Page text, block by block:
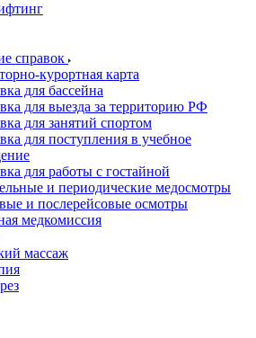
справок
курортная карта
для бассейна
для выезда за территорию РФ
для занятий спортом
для поступления в учебное
для работы с гостайной
и периодические медосмотры
и послерейсовые осмотры
медкомиссия
массаж